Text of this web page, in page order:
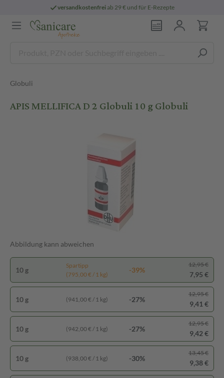
versandkostenfreiab 29 € und für E-Rezepte
Globuli
APIS MELLIFICA D 2 Globuli 10 g Globuli
Abbildung kann abweichen
10 g (941,00 € / 1 kg) -27%
12,95 €
9,41 €
10 g (942,00 € / 1 kg) -27%
12,95 €
9,42 €
10 g (938,00 € / 1 kg) -30%
13,45 €
9,38 €
10 g
Spartipp
(795,00 € / 1 kg)
-39%
12,95 €
7,95 €